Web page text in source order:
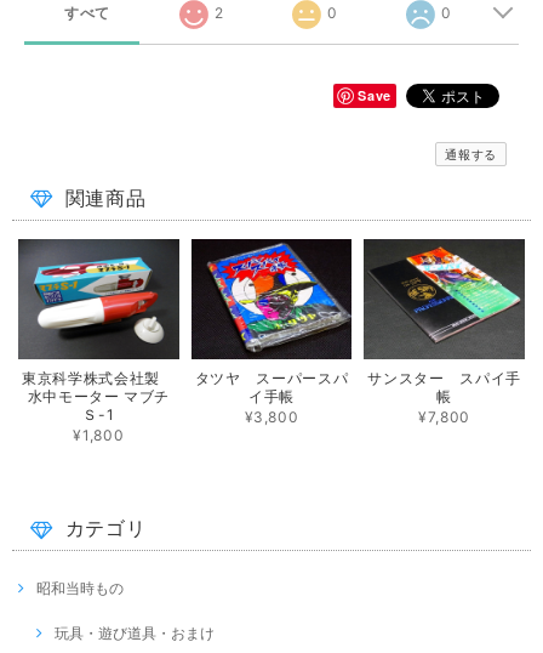
すべて 2 0 0
Save
通報する
関連商品
東京科学株式会社製
水中モーター マブチ
Ｓ-1
¥1,800
タツヤ スーパースパ
イ手帳
¥3,800
サンスター スパイ手
帳
¥7,800
カテゴリ
昭和当時もの
玩具・遊び道具・おまけ